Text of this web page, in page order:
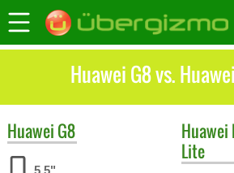
Huawei G8 vs.
Huawei G8
5.5"
Huawei
Lite